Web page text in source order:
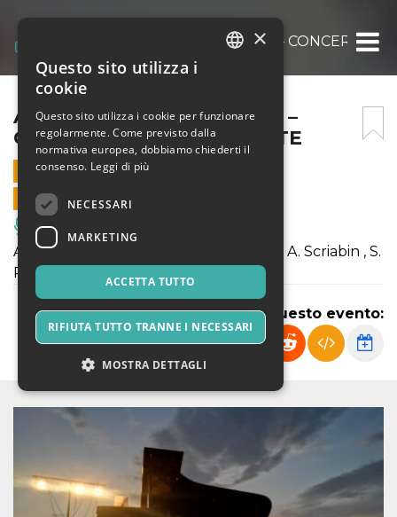
ANTONIO DI CRISTOFANO – CONCERTO
ANTONIO DI CRISTOFANO –
CONCERTO DI PIANOFORTE
28 LUGLIO 2022 - 21:00
VENDITE ONLINE TERMINATE
Musica, Eventi Live, Club
Antonio Di Cristofano |ITA| pianoforte | A. Scriabin , S.
Rachmaninoff, A. Berg, A. Scriabin
Condividi questo evento:
×
Questo sito utilizza i
cookie
Questo sito utilizza i cookie per funzionare
regolarmente. Come previsto dalla
normativa europea, dobbiamo chiederti il
consenso. Leggi di più
NECESSARI
MARKETING
ACCETTA TUTTO
RIFIUTA TUTTO TRANNE I NECESSARI
MOSTRA DETTAGLI
Marketing
I cookie strettamente necessari o tecnici sono
indispensabili al funzionamento del sito. I
servizi qui presenti non potranno funzionare
senza.